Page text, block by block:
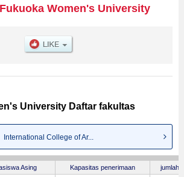
informasi yang berguna bagi mahasiswa(i)
untuk jumlah pendaftar dan jumlah kelulusan
jalan, dan lainnya. Silakan memanfaatkannya.
Fukuoka Women's University
University Daftar fakultas
International College of Ar...
Asing Kapasitas penerimaan jumlah